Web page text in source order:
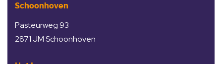
Schoonhoven
Pasteurweg 93
2871 JM Schoonhoven